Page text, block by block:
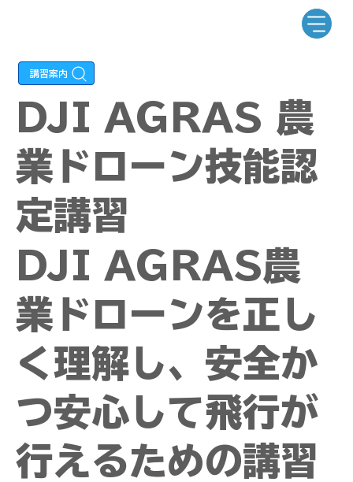
DJI AGRAS 農
業ドローン技能認
定講習
DJI AGRAS農
業ドローンを正し
く理解し、安全か
つ安心して飛行が
行えるための講習